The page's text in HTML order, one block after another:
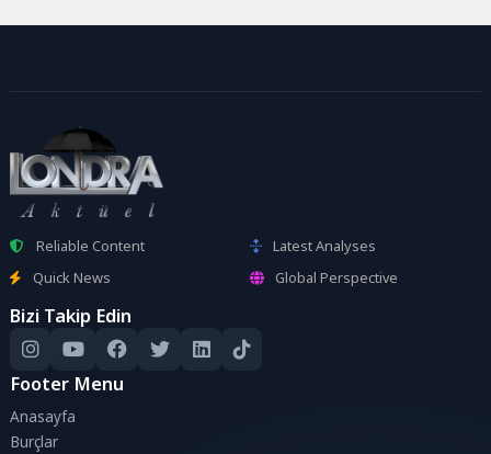
Reliable Content
Latest Analyses
Quick News
Global Perspective
Bizi Takip Edin
Footer Menu
Anasayfa
Burçlar